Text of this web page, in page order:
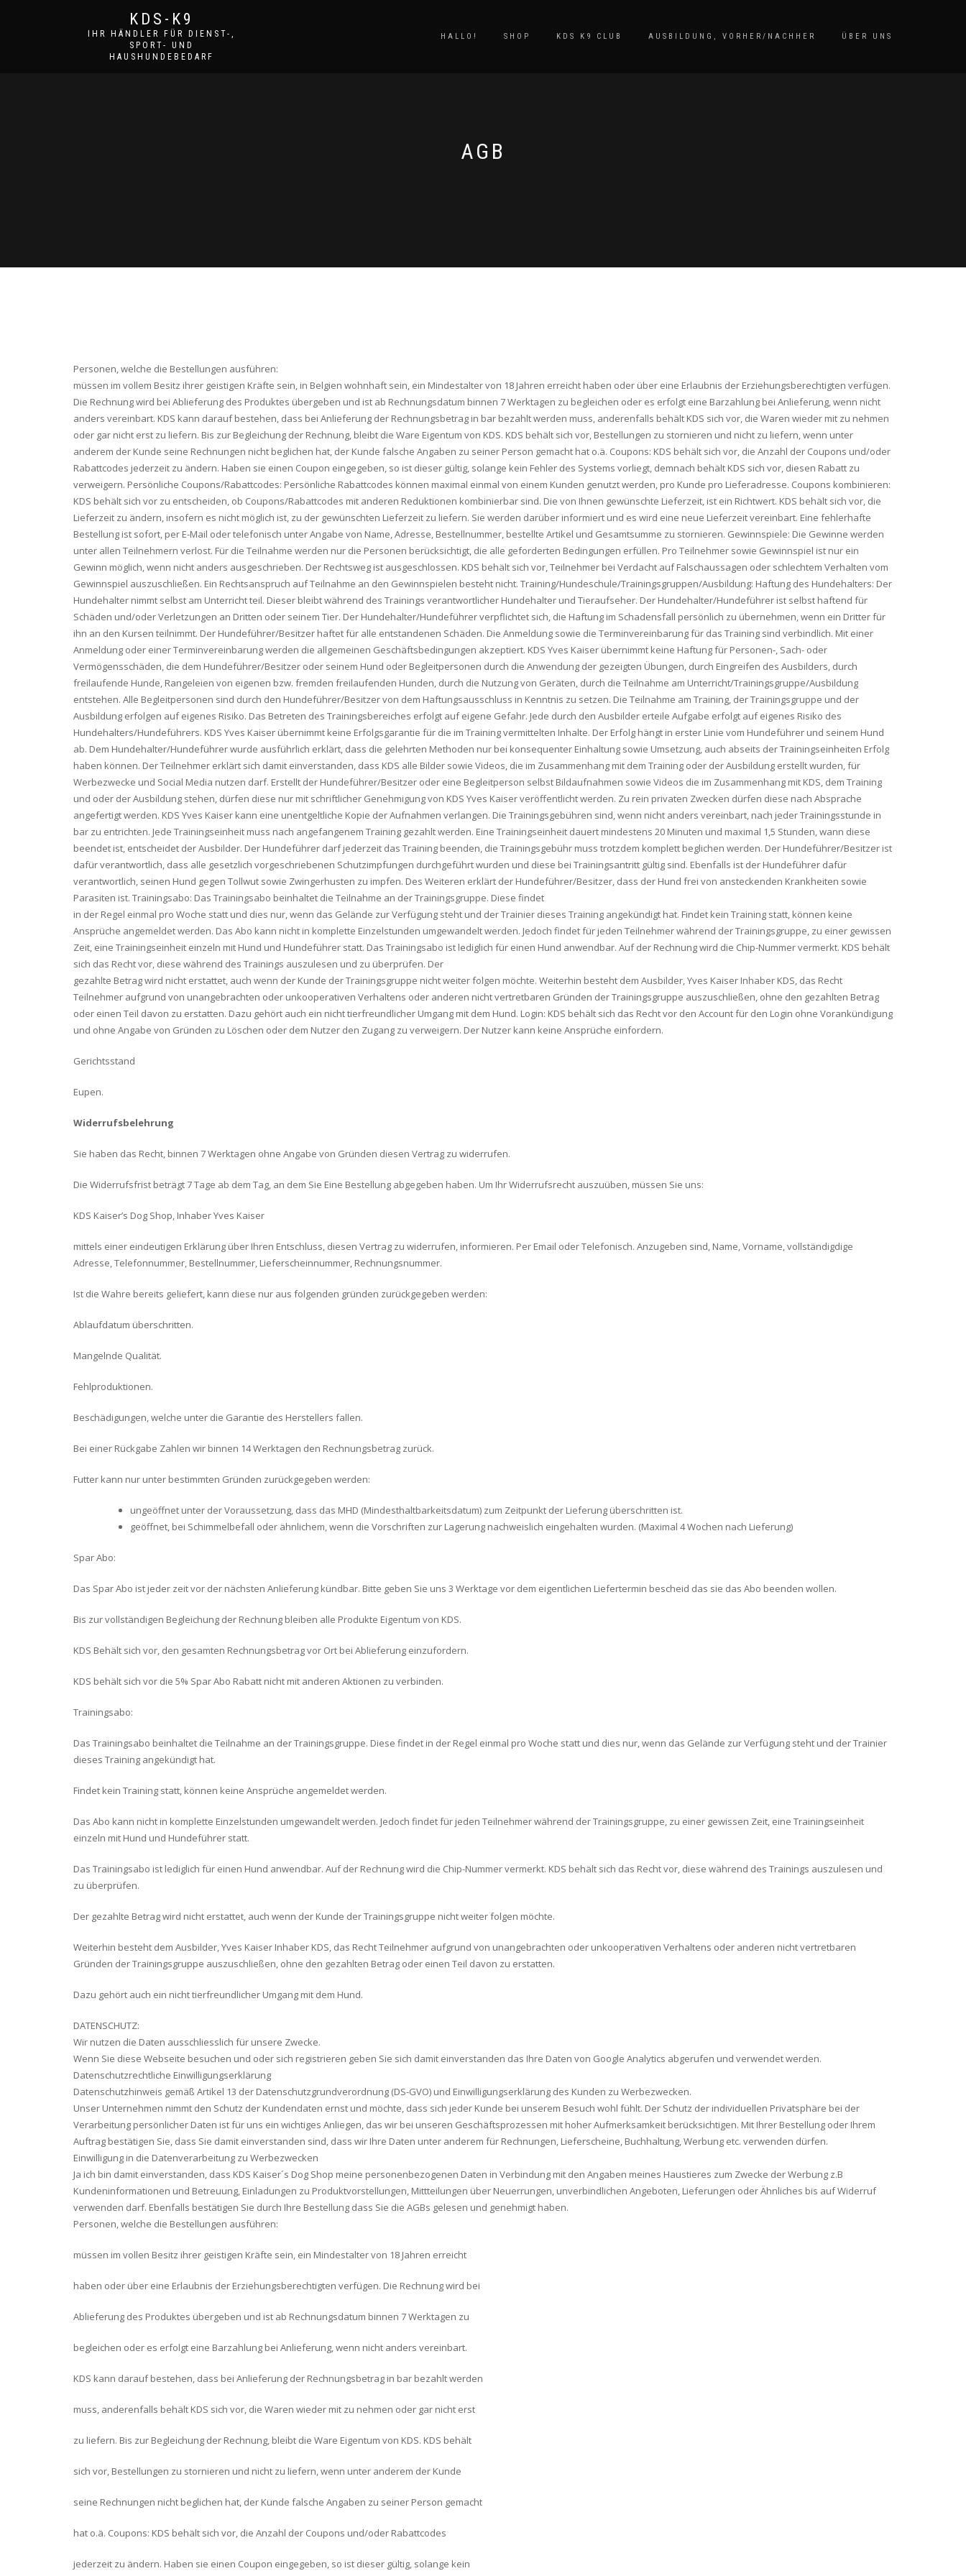
KDS-K9
IHR HÄNDLER FÜR DIENST-,
SPORT- UND
HAUSHUNDEBEDARF
HALLO! SHOP KDS K9 CLUB AUSBILDUNG, VORHER/NACHHER ÜBER UNS
AGB
Personen, welche die Bestellungen ausführen:
müssen im vollem Besitz ihrer geistigen Kräfte sein, in Belgien wohnhaft sein, ein Mindestalter von 18 Jahren erreicht haben oder über eine Erlaubnis der Erziehungsberechtigten verfügen.
Die Rechnung wird bei Ablieferung des Produktes übergeben und ist ab Rechnungsdatum binnen 7 Werktagen zu begleichen oder es erfolgt eine Barzahlung bei Anlieferung, wenn nicht
anders vereinbart. KDS kann darauf bestehen, dass bei Anlieferung der Rechnungsbetrag in bar bezahlt werden muss, anderenfalls behält KDS sich vor, die Waren wieder mit zu nehmen
oder gar nicht erst zu liefern. Bis zur Begleichung der Rechnung, bleibt die Ware Eigentum von KDS. KDS behält sich vor, Bestellungen zu stornieren und nicht zu liefern, wenn unter
anderem der Kunde seine Rechnungen nicht beglichen hat, der Kunde falsche Angaben zu seiner Person gemacht hat o.ä. Coupons: KDS behält sich vor, die Anzahl der Coupons und/oder
Rabattcodes jederzeit zu ändern. Haben sie einen Coupon eingegeben, so ist dieser gültig, solange kein Fehler des Systems vorliegt, demnach behält KDS sich vor, diesen Rabatt zu
verweigern. Persönliche Coupons/Rabattcodes: Persönliche Rabattcodes können maximal einmal von einem Kunden genutzt werden, pro Kunde pro Lieferadresse. Coupons kombinieren:
KDS behält sich vor zu entscheiden, ob Coupons/Rabattcodes mit anderen Reduktionen kombinierbar sind. Die von Ihnen gewünschte Lieferzeit, ist ein Richtwert. KDS behält sich vor, die
Lieferzeit zu ändern, insofern es nicht möglich ist, zu der gewünschten Lieferzeit zu liefern. Sie werden darüber informiert und es wird eine neue Lieferzeit vereinbart. Eine fehlerhafte
Bestellung ist sofort, per E-Mail oder telefonisch unter Angabe von Name, Adresse, Bestellnummer, bestellte Artikel und Gesamtsumme zu stornieren. Gewinnspiele: Die Gewinne werden
unter allen Teilnehmern verlost. Für die Teilnahme werden nur die Personen berücksichtigt, die alle geforderten Bedingungen erfüllen. Pro Teilnehmer sowie Gewinnspiel ist nur ein
Gewinn möglich, wenn nicht anders ausgeschrieben. Der Rechtsweg ist ausgeschlossen. KDS behält sich vor, Teilnehmer bei Verdacht auf Falschaussagen oder schlechtem Verhalten vom
Gewinnspiel auszuschließen. Ein Rechtsanspruch auf Teilnahme an den Gewinnspielen besteht nicht. Training/Hundeschule/Trainingsgruppen/Ausbildung: Haftung des Hundehalters: Der
Hundehalter nimmt selbst am Unterricht teil. Dieser bleibt während des Trainings verantwortlicher Hundehalter und Tieraufseher. Der Hundehalter/Hundeführer ist selbst haftend für
Schäden und/oder Verletzungen an Dritten oder seinem Tier. Der Hundehalter/Hundeführer verpflichtet sich, die Haftung im Schadensfall persönlich zu übernehmen, wenn ein Dritter für
ihn an den Kursen teilnimmt. Der Hundeführer/Besitzer haftet für alle entstandenen Schäden. Die Anmeldung sowie die Terminvereinbarung für das Training sind verbindlich. Mit einer
Anmeldung oder einer Terminvereinbarung werden die allgemeinen Geschäftsbedingungen akzeptiert. KDS Yves Kaiser übernimmt keine Haftung für Personen-, Sach- oder
Vermögensschäden, die dem Hundeführer/Besitzer oder seinem Hund oder Begleitpersonen durch die Anwendung der gezeigten Übungen, durch Eingreifen des Ausbilders, durch
freilaufende Hunde, Rangeleien von eigenen bzw. fremden freilaufenden Hunden, durch die Nutzung von Geräten, durch die Teilnahme am Unterricht/Trainingsgruppe/Ausbildung
entstehen. Alle Begleitpersonen sind durch den Hundeführer/Besitzer von dem Haftungsausschluss in Kenntnis zu setzen. Die Teilnahme am Training, der Trainingsgruppe und der
Ausbildung erfolgen auf eigenes Risiko. Das Betreten des Trainingsbereiches erfolgt auf eigene Gefahr. Jede durch den Ausbilder erteile Aufgabe erfolgt auf eigenes Risiko des
Hundehalters/Hundeführers. KDS Yves Kaiser übernimmt keine Erfolgsgarantie für die im Training vermittelten Inhalte. Der Erfolg hängt in erster Linie vom Hundeführer und seinem Hund
ab. Dem Hundehalter/Hundeführer wurde ausführlich erklärt, dass die gelehrten Methoden nur bei konsequenter Einhaltung sowie Umsetzung, auch abseits der Trainingseinheiten Erfolg
haben können. Der Teilnehmer erklärt sich damit einverstanden, dass KDS alle Bilder sowie Videos, die im Zusammenhang mit dem Training oder der Ausbildung erstellt wurden, für
Werbezwecke und Social Media nutzen darf. Erstellt der Hundeführer/Besitzer oder eine Begleitperson selbst Bildaufnahmen sowie Videos die im Zusammenhang mit KDS, dem Training
und oder der Ausbildung stehen, dürfen diese nur mit schriftlicher Genehmigung von KDS Yves Kaiser veröffentlicht werden. Zu rein privaten Zwecken dürfen diese nach Absprache
angefertigt werden. KDS Yves Kaiser kann eine unentgeltliche Kopie der Aufnahmen verlangen. Die Trainingsgebühren sind, wenn nicht anders vereinbart, nach jeder Trainingsstunde in
bar zu entrichten. Jede Trainingseinheit muss nach angefangenem Training gezahlt werden. Eine Trainingseinheit dauert mindestens 20 Minuten und maximal 1,5 Stunden, wann diese
beendet ist, entscheidet der Ausbilder. Der Hundeführer darf jederzeit das Training beenden, die Trainingsgebühr muss trotzdem komplett beglichen werden. Der Hundeführer/Besitzer ist
dafür verantwortlich, dass alle gesetzlich vorgeschriebenen Schutzimpfungen durchgeführt wurden und diese bei Trainingsantritt gültig sind. Ebenfalls ist der Hundeführer dafür
verantwortlich, seinen Hund gegen Tollwut sowie Zwingerhusten zu impfen. Des Weiteren erklärt der Hundeführer/Besitzer, dass der Hund frei von ansteckenden Krankheiten sowie
Parasiten ist. Trainingsabo: Das Trainingsabo beinhaltet die Teilnahme an der Trainingsgruppe. Diese findet
in der Regel einmal pro Woche statt und dies nur, wenn das Gelände zur Verfügung steht und der Trainier dieses Training angekündigt hat. Findet kein Training statt, können keine
Ansprüche angemeldet werden. Das Abo kann nicht in komplette Einzelstunden umgewandelt werden. Jedoch findet für jeden Teilnehmer während der Trainingsgruppe, zu einer gewissen
Zeit, eine Trainingseinheit einzeln mit Hund und Hundeführer statt. Das Trainingsabo ist lediglich für einen Hund anwendbar. Auf der Rechnung wird die Chip-Nummer vermerkt. KDS behält
sich das Recht vor, diese während des Trainings auszulesen und zu überprüfen. Der
gezahlte Betrag wird nicht erstattet, auch wenn der Kunde der Trainingsgruppe nicht weiter folgen möchte. Weiterhin besteht dem Ausbilder, Yves Kaiser Inhaber KDS, das Recht
Teilnehmer aufgrund von unangebrachten oder unkooperativen Verhaltens oder anderen nicht vertretbaren Gründen der Trainingsgruppe auszuschließen, ohne den gezahlten Betrag
oder einen Teil davon zu erstatten. Dazu gehört auch ein nicht tierfreundlicher Umgang mit dem Hund. Login: KDS behält sich das Recht vor den Account für den Login ohne Vorankündigung
und ohne Angabe von Gründen zu Löschen oder dem Nutzer den Zugang zu verweigern. Der Nutzer kann keine Ansprüche einfordern.
Gerichtsstand
Eupen.
Widerrufsbelehrung
Sie haben das Recht, binnen 7 Werktagen ohne Angabe von Gründen diesen Vertrag zu widerrufen.
Die Widerrufsfrist beträgt 7 Tage ab dem Tag, an dem Sie Eine Bestellung abgegeben haben. Um Ihr Widerrufsrecht auszuüben, müssen Sie uns:
KDS Kaiser’s Dog Shop, Inhaber Yves Kaiser
mittels einer eindeutigen Erklärung über Ihren Entschluss, diesen Vertrag zu widerrufen, informieren. Per Email oder Telefonisch. Anzugeben sind, Name, Vorname, vollständigdige
Adresse, Telefonnummer, Bestellnummer, Lieferscheinnummer, Rechnungsnummer.
Ist die Wahre bereits geliefert, kann diese nur aus folgenden gründen zurückgegeben werden:
Ablaufdatum überschritten.
Mangelnde Qualität.
Fehlproduktionen.
Beschädigungen, welche unter die Garantie des Herstellers fallen.
Bei einer Rückgabe Zahlen wir binnen 14 Werktagen den Rechnungsbetrag zurück.
Futter kann nur unter bestimmten Gründen zurückgegeben werden:
ungeöffnet unter der Voraussetzung, dass das MHD (Mindesthaltbarkeitsdatum) zum Zeitpunkt der Lieferung überschritten ist.
geöffnet, bei Schimmelbefall oder ähnlichem, wenn die Vorschriften zur Lagerung nachweislich eingehalten wurden. (Maximal 4 Wochen nach Lieferung)
Spar Abo:
Das Spar Abo ist jeder zeit vor der nächsten Anlieferung kündbar. Bitte geben Sie uns 3 Werktage vor dem eigentlichen Liefertermin bescheid das sie das Abo beenden wollen.
Bis zur vollständigen Begleichung der Rechnung bleiben alle Produkte Eigentum von KDS.
KDS Behält sich vor, den gesamten Rechnungsbetrag vor Ort bei Ablieferung einzufordern.
KDS behält sich vor die 5% Spar Abo Rabatt nicht mit anderen Aktionen zu verbinden.
Trainingsabo:
Das Trainingsabo beinhaltet die Teilnahme an der Trainingsgruppe. Diese findet in der Regel einmal pro Woche statt und dies nur, wenn das Gelände zur Verfügung steht und der Trainier
dieses Training angekündigt hat.
Findet kein Training statt, können keine Ansprüche angemeldet werden.
Das Abo kann nicht in komplette Einzelstunden umgewandelt werden. Jedoch findet für jeden Teilnehmer während der Trainingsgruppe, zu einer gewissen Zeit, eine Trainingseinheit
einzeln mit Hund und Hundeführer statt.
Das Trainingsabo ist lediglich für einen Hund anwendbar. Auf der Rechnung wird die Chip-Nummer vermerkt. KDS behält sich das Recht vor, diese während des Trainings auszulesen und
zu überprüfen.
Der gezahlte Betrag wird nicht erstattet, auch wenn der Kunde der Trainingsgruppe nicht weiter folgen möchte.
Weiterhin besteht dem Ausbilder, Yves Kaiser Inhaber KDS, das Recht Teilnehmer aufgrund von unangebrachten oder unkooperativen Verhaltens oder anderen nicht vertretbaren
Gründen der Trainingsgruppe auszuschließen, ohne den gezahlten Betrag oder einen Teil davon zu erstatten.
Dazu gehört auch ein nicht tierfreundlicher Umgang mit dem Hund.
DATENSCHUTZ:
Wir nutzen die Daten ausschliesslich für unsere Zwecke.
Wenn Sie diese Webseite besuchen und oder sich registrieren geben Sie sich damit einverstanden das Ihre Daten von Google Analytics abgerufen und verwendet werden.
Datenschutzrechtliche Einwilligungserklärung
Datenschutzhinweis gemäß Artikel 13 der Datenschutzgrundverordnung (DS-GVO) und Einwilligungserklärung des Kunden zu Werbezwecken.
Unser Unternehmen nimmt den Schutz der Kundendaten ernst und möchte, dass sich jeder Kunde bei unserem Besuch wohl fühlt. Der Schutz der individuellen Privatsphäre bei der
Verarbeitung persönlicher Daten ist für uns ein wichtiges Anliegen, das wir bei unseren Geschäftsprozessen mit hoher Aufmerksamkeit berücksichtigen. Mit Ihrer Bestellung oder Ihrem
Auftrag bestätigen Sie, dass Sie damit einverstanden sind, dass wir Ihre Daten unter anderem für Rechnungen, Lieferscheine, Buchhaltung, Werbung etc. verwenden dürfen.
Einwilligung in die Datenverarbeitung zu Werbezwecken
Ja ich bin damit einverstanden, dass KDS Kaiser´s Dog Shop meine personenbezogenen Daten in Verbindung mit den Angaben meines Haustieres zum Zwecke der Werbung z.B
Kundeninformationen und Betreuung, Einladungen zu Produktvorstellungen, Mittteilungen über Neuerrungen, unverbindlichen Angeboten, Lieferungen oder Ähnliches bis auf Widerruf
verwenden darf. Ebenfalls bestätigen Sie durch Ihre Bestellung dass Sie die AGBs gelesen und genehmigt haben.
Personen, welche die Bestellungen ausführen:
müssen im vollen Besitz ihrer geistigen Kräfte sein, ein Mindestalter von 18 Jahren erreicht
haben oder über eine Erlaubnis der Erziehungsberechtigten verfügen. Die Rechnung wird bei
Ablieferung des Produktes übergeben und ist ab Rechnungsdatum binnen 7 Werktagen zu
begleichen oder es erfolgt eine Barzahlung bei Anlieferung, wenn nicht anders vereinbart.
KDS kann darauf bestehen, dass bei Anlieferung der Rechnungsbetrag in bar bezahlt werden
muss, anderenfalls behält KDS sich vor, die Waren wieder mit zu nehmen oder gar nicht erst
zu liefern. Bis zur Begleichung der Rechnung, bleibt die Ware Eigentum von KDS. KDS behält
sich vor, Bestellungen zu stornieren und nicht zu liefern, wenn unter anderem der Kunde
seine Rechnungen nicht beglichen hat, der Kunde falsche Angaben zu seiner Person gemacht
hat o.ä. Coupons: KDS behält sich vor, die Anzahl der Coupons und/oder Rabattcodes
jederzeit zu ändern. Haben sie einen Coupon eingegeben, so ist dieser gültig, solange kein